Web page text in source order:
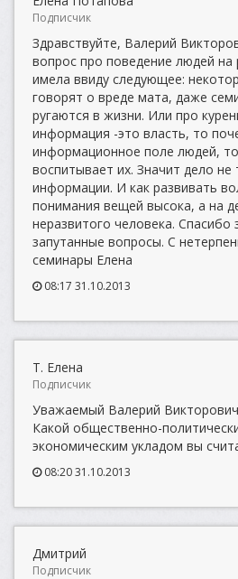
Подписчик
Здравствуйте, Валерий
вопрос про поведение людей на
имела ввиду следующее:
говорят о вреде мата, даже
ругаются в жизни. Или про
информация -это власть, то
информационное поле людей,
воспитывает их. Значит дело не
информации. И как развивать
понимания вещей высока, а на
неразвитого человека.
запутанные вопросы. С
семинары Елена
08:17 31.10.2013
Т. Елена
Подписчик
Уважаемый Валерий
Какой общественно-
экономическим укладом вы
08:20 31.10.2013
Дмитрий
Подписчик